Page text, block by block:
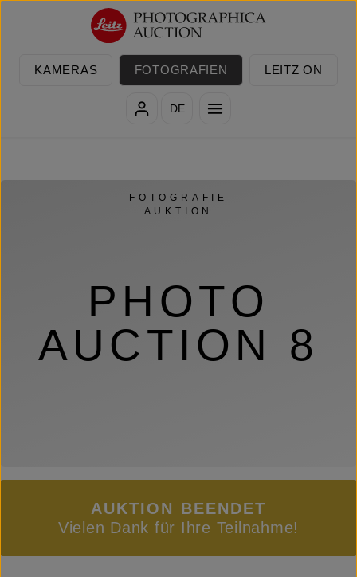
Zum Hauptinhalt springen
KAMERAS FOTOGRAFIEN LEITZ ON
DE
FOTOGRAFIE
AUKTION
PHOTO
AUCTION 8
AUKTION BEENDET
Vielen Dank für Ihre Teilnahme!